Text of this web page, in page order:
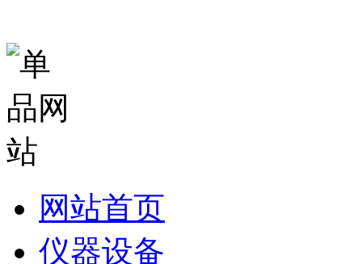
网站首页
仪器设备